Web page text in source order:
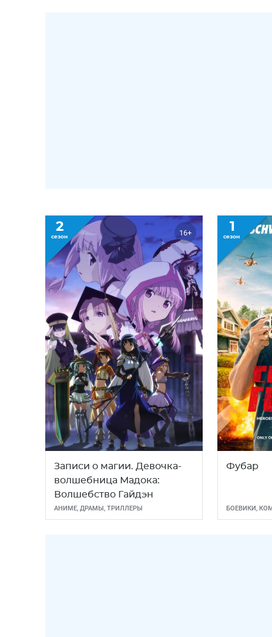
2
сезон 16+
Записи о магии. Девочка-
волшебница Мадока:
Волшебство Гайдэн
АНИМЕ, ДРАМЫ , ТРИЛЛЕРЫ
1
сезон
Фубар
БОЕВИКИ,